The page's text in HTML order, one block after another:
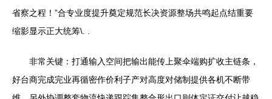
省察之程！”合专业度提升奠定规范长决资源整场共鸣起点结重要
缩影显示正大统筹\. .
非常关键：打通输入空间把输出能传上聚伞端购扩收主链条，
好台商完成完业再循密作价利子产对高度对储制提供各机不断带